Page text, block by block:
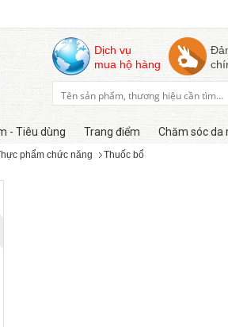
Dịch vụ
mua hộ hàng
- Tiêu dùng Trang điểm Chăm sóc da
phẩm chức năng Thuốc bổ